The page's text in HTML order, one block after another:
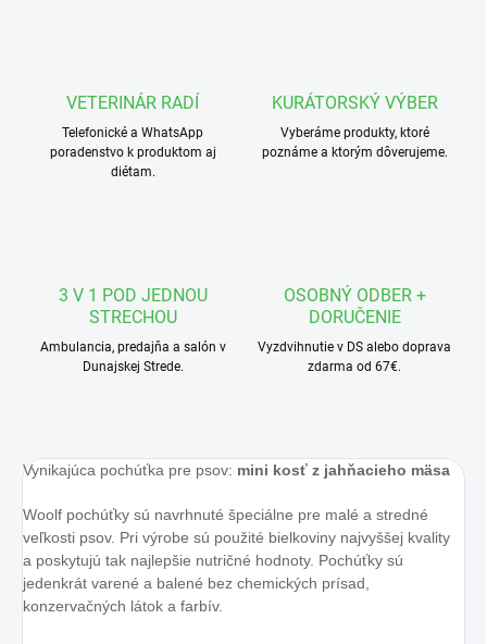
VETERINÁR RADÍ
Telefonické a WhatsApp
poradenstvo k produktom aj
diétam.
KURÁTORSKÝ VÝBER
Vyberáme produkty, ktoré
poznáme a ktorým dôverujeme.
3 V 1 POD JEDNOU
STRECHOU
Ambulancia, predajňa a salón v
Dunajskej Strede.
OSOBNÝ ODBER +
DORUČENIE
Vyzdvihnutie v DS alebo doprava
zdarma od 67€.
Vynikajúca pochúťka pre psov: mini kosť z jahňacieho mäsa
Woolf pochúťky sú navrhnuté špeciálne pre malé a stredné
veľkosti psov. Pri výrobe sú použité bielkoviny najvyššej kvality
a poskytujú tak najlepšie nutričné hodnoty. Pochúťky sú
jedenkrát varené a balené bez chemických prísad,
konzervačných látok a farbív.